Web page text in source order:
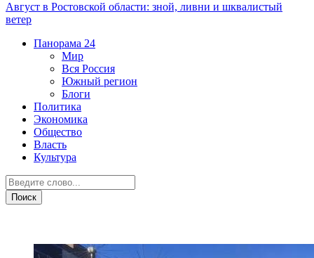
Август в Ростовской области: зной, ливни и шквалистый
ветер
Панорама 24
Мир
Вся Россия
Южный регион
Блоги
Политика
Экономика
Общество
Власть
Культура